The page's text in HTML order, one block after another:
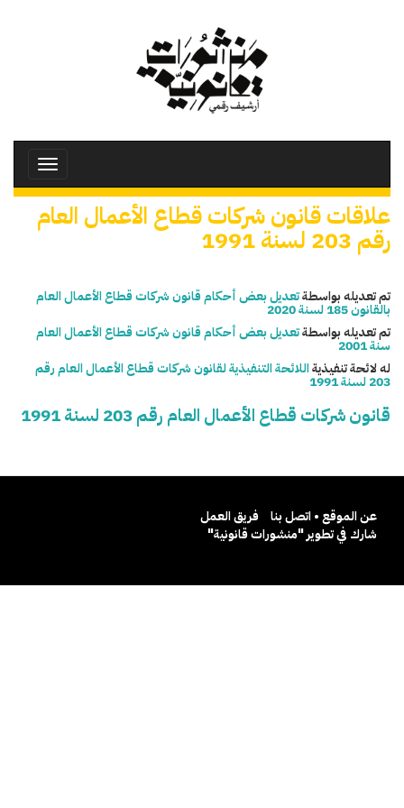
Toggle
علاقات قانون شركات قطاع الأعمال العام
رقم 203 لسنة 1991
تم تعديله بواسطةتعديل بعض أحكام قانون شركات قطاع الأعمال العام
بالقانون 185 لسنة 2020
تم تعديله بواسطةتعديل بعض أحكام قانون شركات قطاع الأعمال العام
سنة 2001
له لائحة تنفيذيةاللائحة التنفيذية لقانون شركات قطاع الأعمال العام رقم
203 لسنة 1991
قانون شركات قطاع الأعمال العام رقم 203 لسنة 1991
عن الموقع • اتصل بنا
فريق العمل
شارك في تطوير "منشورات قانونية"